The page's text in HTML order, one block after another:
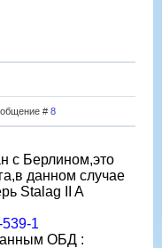
# 8
с Берлином,это
данном случае
Stalag II A
539-1
ОБД :